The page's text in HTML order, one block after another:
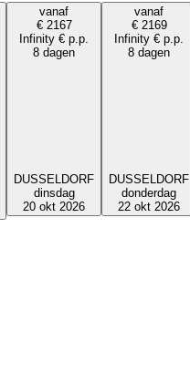
vanaf
€ 2167
Infinity € p.p.
8 dagen
DUSSELDORF
dinsdag
20 okt 2026
vanaf
€ 2169
Infinity € p.p.
8 dagen
DUSSELDORF
donderdag
22 okt 2026